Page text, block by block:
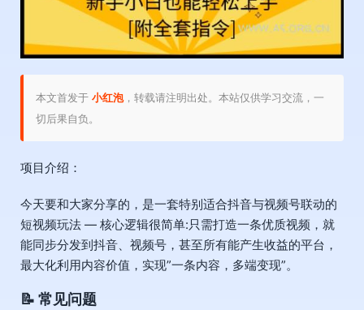
本文首发于 小红泡，转载请注明出处。本站仅供学习交流，一
切后果自负。
项目介绍：
今天要和大家分享的，是一套特别适合抖音与视频号联动的
短视频玩法 — 核心逻辑很简单:只需打造一条优质视频，就
能同步分发到抖音、视频号，甚至所有能产生收益的平台，
最大化利用内容价值，实现”一条内容，多端变现”。
📝 常见问题